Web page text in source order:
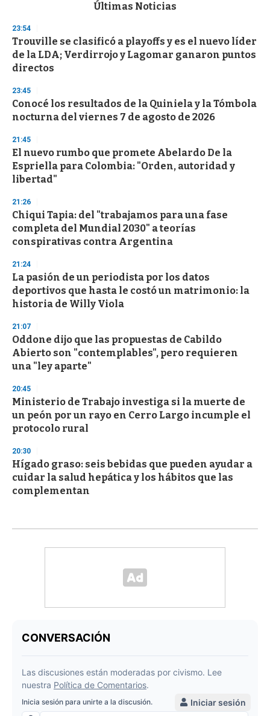
d
s
o
f
3
s
e
c
o
d
s
Últimas Noticias
23:54
Trouville se clasificó a playoffs y es el nuevo líder
de la LDA; Verdirrojo y Lagomar ganaron puntos
directos
23:45
Conocé los resultados de la Quiniela y la Tómbola
nocturna del viernes 7 de agosto de 2026
21:45
El nuevo rumbo que promete Abelardo De la
Espriella para Colombia: "Orden, autoridad y
libertad"
21:26
Chiqui Tapia: del "trabajamos para una fase
completa del Mundial 2030" a teorías
conspirativas contra Argentina
21:24
La pasión de un periodista por los datos
deportivos que hasta le costó un matrimonio: la
historia de Willy Viola
21:07
Oddone dijo que las propuestas de Cabildo
Abierto son "contemplables", pero requieren
una "ley aparte"
20:45
Ministerio de Trabajo investiga si la muerte de
un peón por un rayo en Cerro Largo incumple el
protocolo rural
20:30
Hígado graso: seis bebidas que pueden ayudar a
cuidar la salud hepática y los hábitos que las
complementan